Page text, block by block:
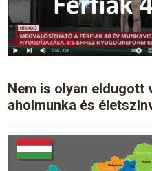
Nem is olyan eldugott
aholmunka és